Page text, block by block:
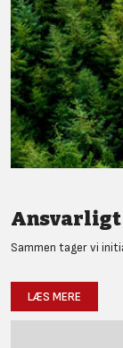
Sammen tager vi
LÆS MERE